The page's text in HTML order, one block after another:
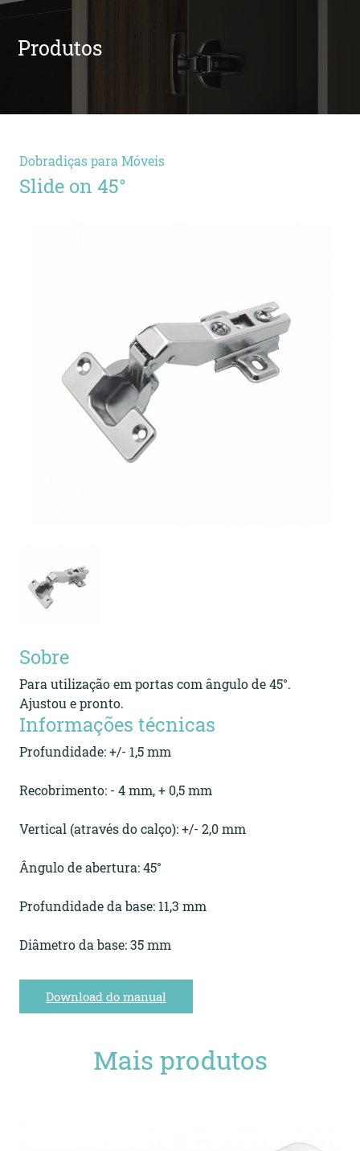
Produtos
Dobradiças para Móveis
Slide on 45°
Sobre
Para utilização em portas com ângulo de 45°.
Ajustou e pronto.
Informações técnicas
Profundidade: +/- 1,5 mm
Recobrimento: - 4 mm, + 0,5 mm
Vertical (através do calço): +/- 2,0 mm
Ângulo de abertura: 45°
Profundidade da base: 11,3 mm
Diâmetro da base: 35 mm
Download do manual
Mais produtos